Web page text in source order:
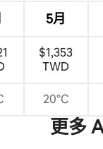
5月
$1,353
TWD
20°C
更多